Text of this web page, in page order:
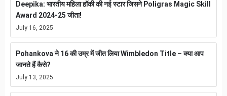
Deepika: भारतीय महिला हॉकी की नई स्टार जिसने Poligras Magic Skill
Award 2024-25 जीता!
July 16, 2025
Pohankova ने 16 की उम्र में जीत लिया Wimbledon Title – क्या आप
जानते हैं कैसे?
July 13, 2025